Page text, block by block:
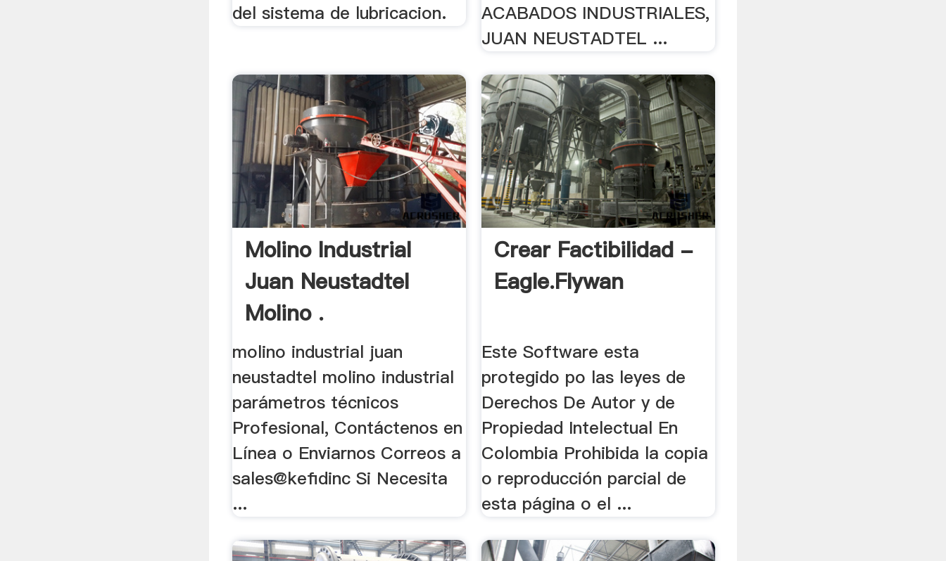
del sistema de lubricacion.
ACABADOS INDUSTRIALES,
JUAN NEUSTADTEL ...
Molino Industrial
Juan Neustadtel
Molino .
molino industrial juan
neustadtel molino industrial
parámetros técnicos
Profesional, Contáctenos en
Línea o Enviarnos Correos a
sales@kefidinc Si Necesita
...
Crear Factibilidad -
Eagle.flywan
Este Software esta
protegido po las leyes de
Derechos De Autor y de
Propiedad Intelectual En
Colombia Prohibida la copia
o reproducción parcial de
esta página o el ...